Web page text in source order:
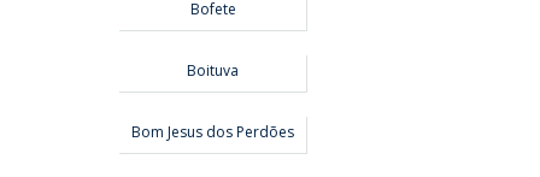
Bofete
Boituva
Bom Jesus dos Perdões